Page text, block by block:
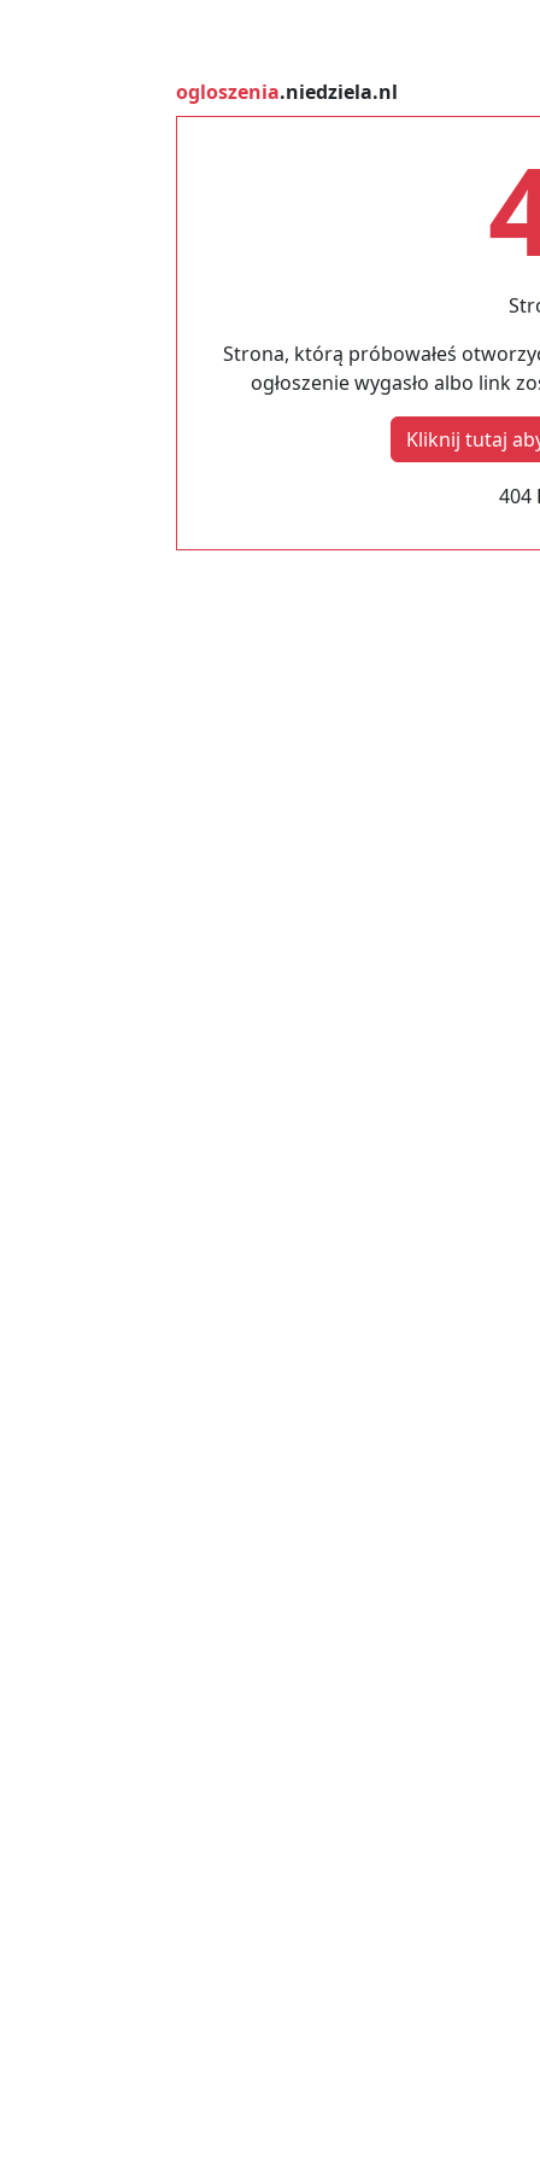
ogloszenia.niedziela.nl
Strona, którą próbowałeś
ogłoszenie wygasło albo link
Kliknij tutaj
404